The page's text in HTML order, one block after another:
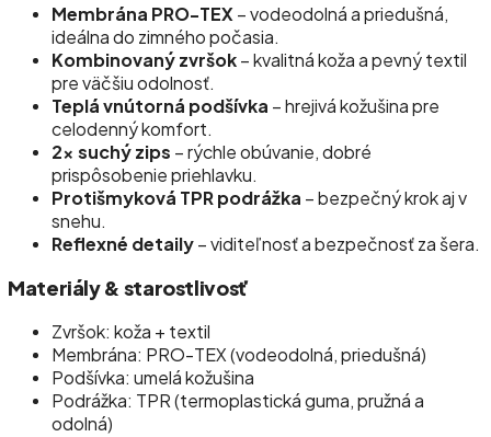
Membrána PRO-TEX– vodeodolná a priedušná,
ideálna do zimného počasia.
Kombinovaný zvršok– kvalitná koža a pevný textil
pre väčšiu odolnosť.
Teplá vnútorná podšívka – hrejivá kožušina pre
celodenný komfort.
2× suchý zips – rýchle obúvanie, dobré
prispôsobenie priehlavku.
Protišmyková TPR podrážka – bezpečný krok aj v
snehu.
Reflexné detaily– viditeľnosť a bezpečnosť za šera.
Materiály & starostlivosť
Zvršok: koža + textil
Membrána: PRO-TEX (vodeodolná, priedušná)
Podšívka: umelá kožušina
Podrážka: TPR (termoplastická guma, pružná a
odolná)